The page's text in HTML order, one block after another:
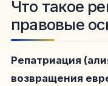
Что такое
правовые
Репатриация
возвращения